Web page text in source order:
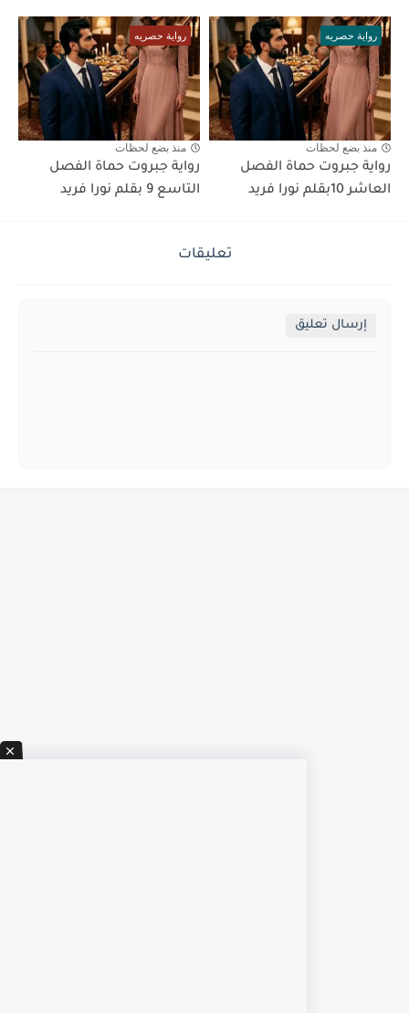
رواية حصريه
منذ بضع لحظات
رواية جبروت حماة الفصل
العاشر 10بقلم نورا فريد
رواية حصريه
منذ بضع لحظات
رواية جبروت حماة الفصل
التاسع 9 بقلم نورا فريد
تعليقات
إرسال تعليق